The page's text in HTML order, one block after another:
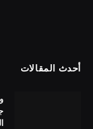
أحدث المقالات